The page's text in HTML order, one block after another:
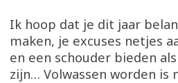
Ik hoop dat je dit jaar
maken, je excuses netjes
en een schouder bieden
zijn… Volwassen worden is